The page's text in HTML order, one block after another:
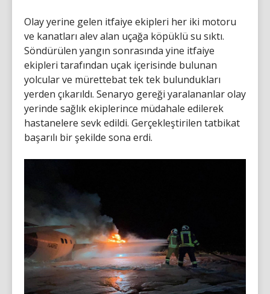
Olay yerine gelen itfaiye ekipleri her iki motoru
ve kanatları alev alan uçağa köpüklü su sıktı.
Söndürülen yangın sonrasında yine itfaiye
ekipleri tarafından uçak içerisinde bulunan
yolcular ve mürettebat tek tek bulundukları
yerden çıkarıldı. Senaryo gereği yaralananlar olay
yerinde sağlık ekiplerince müdahale edilerek
hastanelere sevk edildi. Gerçekleştirilen tatbikat
başarılı bir şekilde sona erdi.